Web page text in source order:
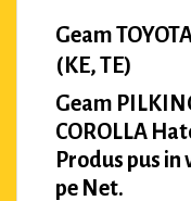
Geam
(KE, TE)
Geam
COROLLA
Produs pus
pe Net.